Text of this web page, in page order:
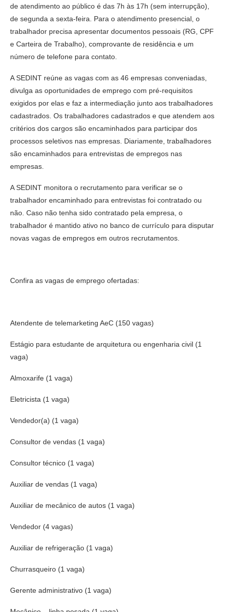
de atendimento ao público é das 7h às 17h (sem interrupção),
de segunda a sexta-feira. Para o atendimento presencial, o
trabalhador precisa apresentar documentos pessoais (RG, CPF
e Carteira de Trabalho), comprovante de residência e um
número de telefone para contato.
A SEDINT reúne as vagas com as 46 empresas conveniadas,
divulga as oportunidades de emprego com pré-requisitos
exigidos por elas e faz a intermediação junto aos trabalhadores
cadastrados. Os trabalhadores cadastrados e que atendem aos
critérios dos cargos são encaminhados para participar dos
processos seletivos nas empresas. Diariamente, trabalhadores
são encaminhados para entrevistas de empregos nas
empresas.
A SEDINT monitora o recrutamento para verificar se o
trabalhador encaminhado para entrevistas foi contratado ou
não. Caso não tenha sido contratado pela empresa, o
trabalhador é mantido ativo no banco de currículo para disputar
novas vagas de empregos em outros recrutamentos.
Confira as vagas de emprego ofertadas:
Atendente de telemarketing AeC (150 vagas)
Estágio para estudante de arquitetura ou engenharia civil (1
vaga)
Almoxarife (1 vaga)
Eletricista (1 vaga)
Vendedor(a) (1 vaga)
Consultor de vendas (1 vaga)
Consultor técnico (1 vaga)
Auxiliar de vendas (1 vaga)
Auxiliar de mecânico de autos (1 vaga)
Vendedor (4 vagas)
Auxiliar de refrigeração (1 vaga)
Churrasqueiro (1 vaga)
Gerente administrativo (1 vaga)